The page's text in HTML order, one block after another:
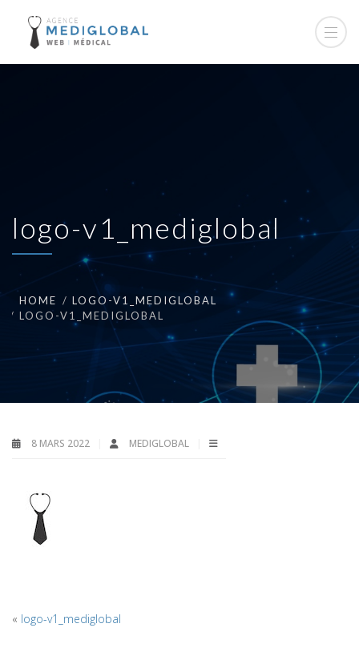
logo-v1_mediglobal
HOME
LOGO-V1_MEDIGLOBAL
LOGO-V1_MEDIGLOBAL
8 MARS 2022 MEDIGLOBAL
« logo-v1_mediglobal